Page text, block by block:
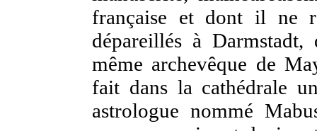
française et dont il ne
dépareillés à
même archevêque de
fait dans la cathédrale
astrologue nommé